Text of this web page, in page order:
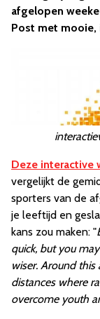
afgelopen
Post met mooie,
Deze interactive
vergelijkt de
sporters van de
je leeftijd en
kans zou maken: "
quick, but you
wiser. Around
distances where
overcome youth